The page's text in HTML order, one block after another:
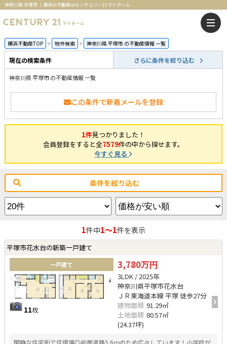
神奈川県 平塚市 ｜横浜の不動産はセンチュリー21マイホーム
横浜不動産TOP 物件検索 神奈川県 平塚市 の不動産情報 一覧
現在の検索条件 さらに条件を絞り込む
神奈川県 平塚市 の不動産情報 一覧
この条件で新着メールを登録
1件見つかりました！
会員登録をすると全7579件の中から探せます。
今すぐ見る
条件を絞り込む
1件中1～1件を表示
平塚市花水台の新築一戸建て
一戸建て
11枚
3,780万円
3LDK / 2025年
神奈川県平塚市花水台
ＪＲ東海道本線 平塚 徒歩27分
建物面積 91.29㎡
土地面積 80.57㎡
(24.37坪)
閑静な住宅街で住環境◎前面道路5.6ｍのため広々しています！小学校が